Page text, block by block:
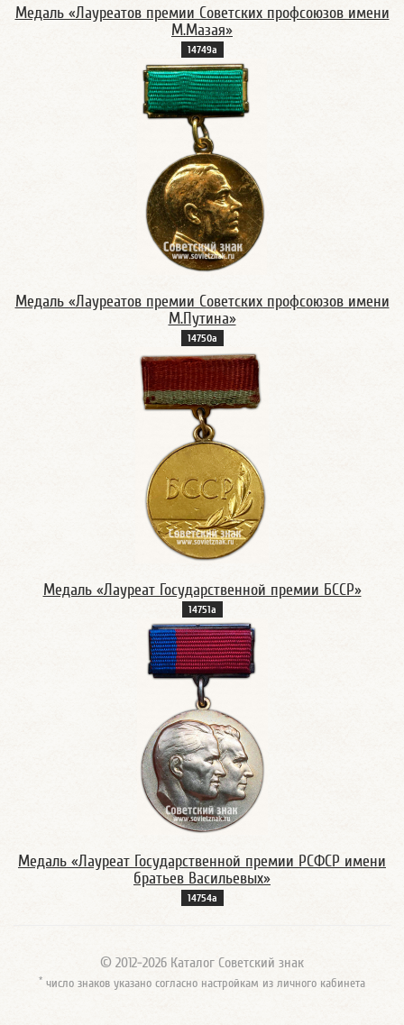
Медаль «Лауреатов премии Советских профсоюзов имени
М.Мазая»
14749а
Медаль «Лауреатов премии Советских профсоюзов имени
М.Путина»
14750а
Медаль «Лауреат Государственной премии БССР»
14751а
Медаль «Лауреат Государственной премии РСФСР имени
братьев Васильевых»
14754а
© 2012-2026 Каталог Советский знак
* число знаков указано согласно настройкам из личного кабинета